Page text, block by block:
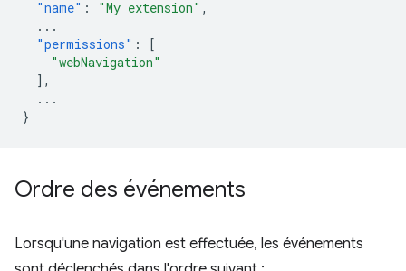
"name" : "My extension" ,
...
"permissions" :
[
"webNavigation"
],
...
}
Ordre des événements
Lorsqu'une navigation est effectuée, les événements